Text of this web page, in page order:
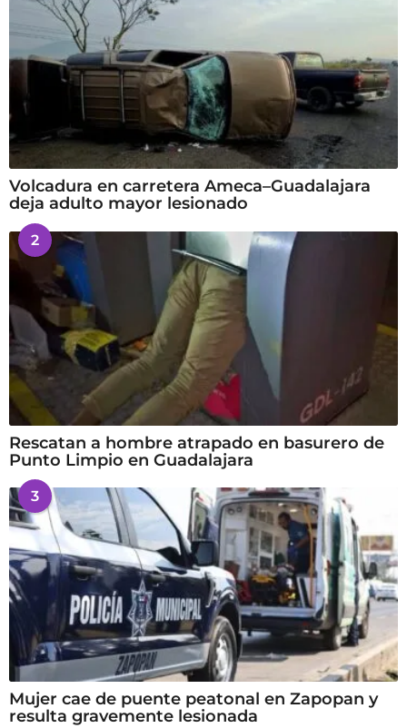
Volcadura en carretera Ameca–Guadalajara
deja adulto mayor lesionado
2
Rescatan a hombre atrapado en basurero de
Punto Limpio en Guadalajara
3
Mujer cae de puente peatonal en Zapopan y
resulta gravemente lesionada